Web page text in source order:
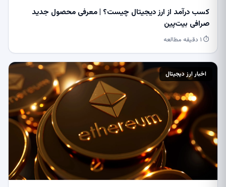
کسب درآمد از ارز دیجیتال چیست؟ | معرفی محصول جدید
صرافی بیت‌پین
⏱ ۱ دقیقه مطالعه
اخبار ارز دیجیتال